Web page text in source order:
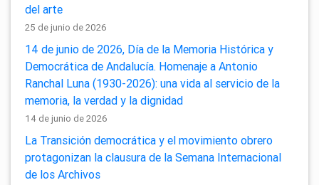
del arte
25 de junio de 2026
14 de junio de 2026, Día de la Memoria Histórica y
Democrática de Andalucía. Homenaje a Antonio
Ranchal Luna (1930-2026): una vida al servicio de la
memoria, la verdad y la dignidad
14 de junio de 2026
La Transición democrática y el movimiento obrero
protagonizan la clausura de la Semana Internacional
de los Archivos